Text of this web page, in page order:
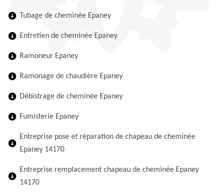
Tubage de cheminée Epaney
Entretien de cheminée Epaney
Ramoneur Epaney
Ramonage de chaudière Epaney
Débistrage de cheminée Epaney
Fumisterie Epaney
Entreprise pose et réparation de chapeau de cheminée
Epaney 14170
Entreprise remplacement chapeau de cheminée Epaney
14170